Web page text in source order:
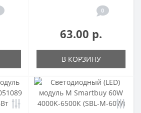
0
63.00 р.
В КОРЗИНУ